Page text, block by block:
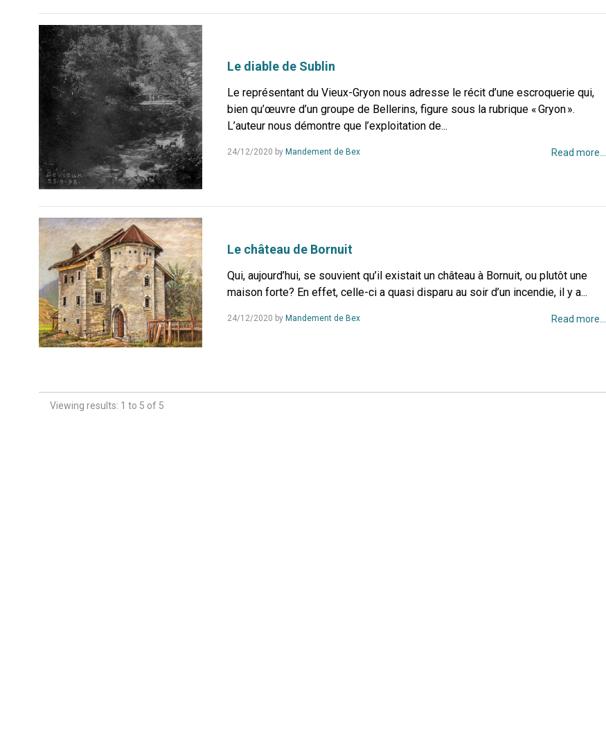
Le diable de Sublin
Le représentant du Vieux-Gryon nous adresse le récit d’une escroquerie qui,
bien qu’œuvre d’un groupe de Bellerins, figure sous la rubrique « Gryon ».
L’auteur nous démontre que l’exploitation de...
24/12/2020 by Mandement de Bex Read more...
Le château de Bornuit
Qui, aujourd’hui, se souvient qu’il existait un château à Bornuit, ou plutôt une
maison forte? En effet, celle-ci a quasi disparu au soir d’un incendie, il y a...
24/12/2020 by Mandement de Bex Read more...
Viewing results: 1 to 5 of 5